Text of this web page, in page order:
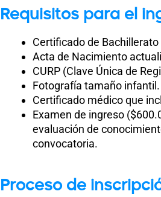
Requisitos para el
Certificado de
Acta de Nacimiento
CURP (Clave Única de
Fotografía tamaño
Certificado médico que
Examen de ingreso
evaluación de
convocatoria.
Proceso de